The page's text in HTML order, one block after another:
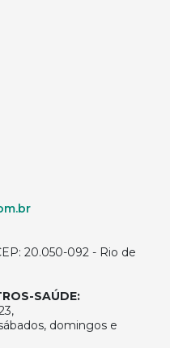
20.050-092 - Rio de
SAÚDE:
domingos e